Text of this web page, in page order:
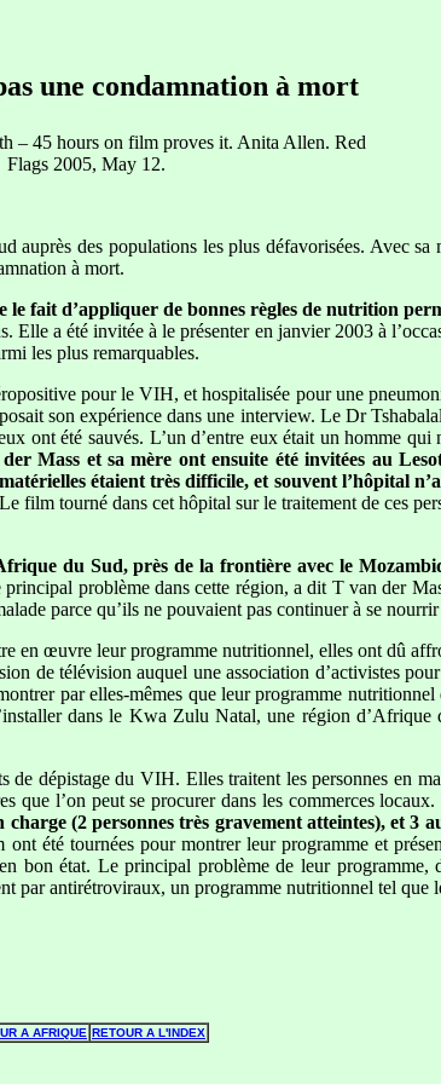
une condamnation à mort
– 45 hours on film proves it. Anita Allen. Red
Flags 2005, May 12.
des populations les plus défavorisées. Avec
à mort.
fait d’appliquer de bonnes règles de nutrition
a été invitée à le présenter en janvier 2003 à
les plus remarquables.
pour le VIH, et hospitalisée pour une
son expérience dans une interview. Le Dr
ont été sauvés. L’un d’entre eux était un homme
Mass et sa mère ont ensuite été invitées au
étaient très difficile, et souvent l’hôpital
film tourné dans cet hôpital sur le traitement de ces
du Sud, près de la frontière avec le
principal problème dans cette région, a dit T van der
parce qu’ils ne pouvaient pas continuer à se
en œuvre leur programme nutritionnel, elles ont dû
de télévision auquel une association d’activistes
par elles-mêmes que leur programme
dans le Kwa Zulu Natal, une région
dépistage du VIH. Elles traitent les personnes en
que l’on peut se procurer dans les commerces locaux.
(2 personnes très gravement atteintes), et 3
été tournées pour montrer leur programme et
bon état. Le principal problème de leur
par antirétroviraux, un programme nutritionnel tel
A AFRIQUE RETOUR A L'INDEX